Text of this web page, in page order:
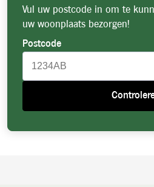
Vul uw postcode in om te
uw woonplaats bezorgen!
Postcode